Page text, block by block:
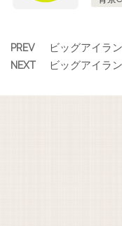
PREV ビッグアイラ
NEXT ビッグアイラ